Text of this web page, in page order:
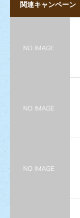
関連キャンペーン